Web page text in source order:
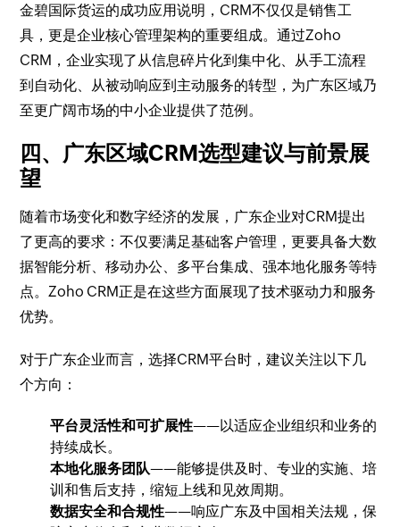
金碧国际货运的成功应用说明，CRM不仅仅是销售工
具，更是企业核心管理架构的重要组成。通过Zoho
CRM，企业实现了从信息碎片化到集中化、从手工流程
到自动化、从被动响应到主动服务的转型，为广东区域乃
至更广阔市场的中小企业提供了范例。
四、广东区域CRM选型建议与前景展
望
随着市场变化和数字经济的发展，广东企业对CRM提出
了更高的要求：不仅要满足基础客户管理，更要具备大数
据智能分析、移动办公、多平台集成、强本地化服务等特
点。Zoho CRM正是在这些方面展现了技术驱动力和服务
优势。
对于广东企业而言，选择CRM平台时，建议关注以下几
个方向：
平台灵活性和可扩展性——以适应企业组织和业务的
持续成长。
本地化服务团队——能够提供及时、专业的实施、培
训和售后支持，缩短上线和见效周期。
数据安全和合规性——响应广东及中国相关法规，保